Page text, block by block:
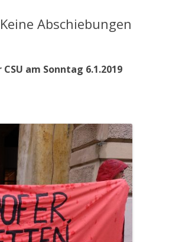
Abschiebungen
am Sonntag 6.1.2019